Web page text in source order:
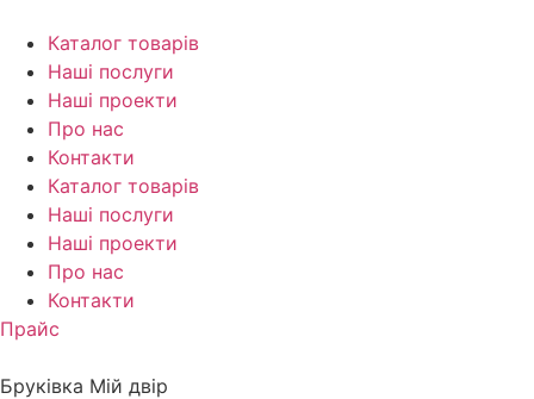
вмісту
Каталог товарів
Наші послуги
Наші проекти
Про нас
Контакти
Каталог товарів
Наші послуги
Наші проекти
Про нас
Контакти
Прайс
Бруківка Мій двір